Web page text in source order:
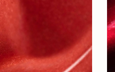
sucrée
plus